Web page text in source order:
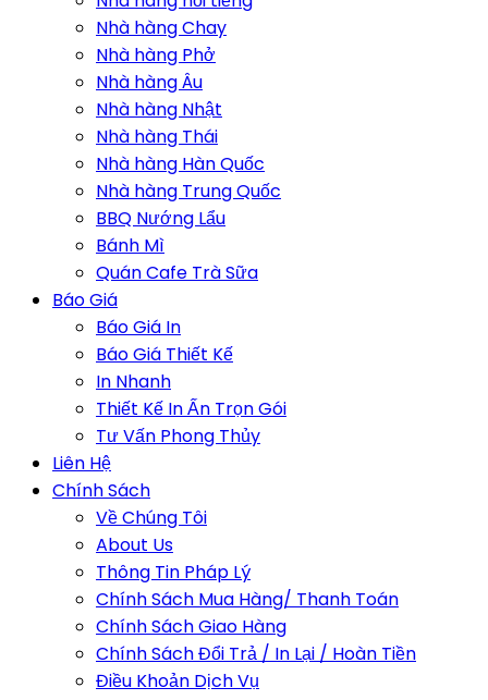
Nhà hàng Chay
Nhà hàng Phở
Nhà hàng Âu
Nhà hàng Nhật
Nhà hàng Thái
Nhà hàng Hàn Quốc
Nhà hàng Trung Quốc
BBQ Nướng Lẩu
Bánh Mì
Quán Cafe Trà Sữa
Báo Giá
Báo Giá In
Báo Giá Thiết Kế
In Nhanh
Thiết Kế In Ấn Trọn Gói
Tư Vấn Phong Thủy
Liên Hệ
Chính Sách
Về Chúng Tôi
About Us
Thông Tin Pháp Lý
Chính Sách Mua Hàng/ Thanh Toán
Chính Sách Giao Hàng
Chính Sách Đổi Trả / In Lại / Hoàn Tiền
Điều Khoản Dịch Vụ